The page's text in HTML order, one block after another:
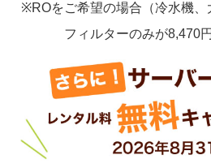
※ROをご希望の場合（冷水機
フィルターのみが8,470